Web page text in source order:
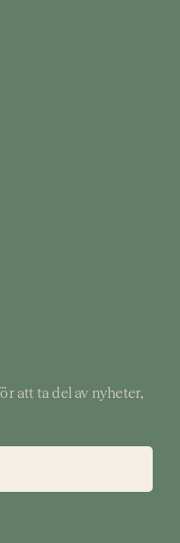
att ta del av nyheter,